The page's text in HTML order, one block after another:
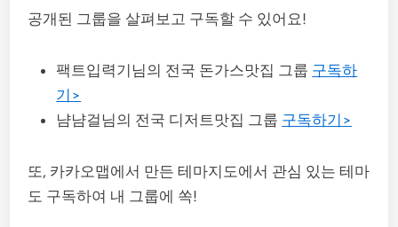
공개된 그룹을 살펴보고 구독할 수 있어요!
팩트입력기님의 전국 돈가스맛집 그룹 구독하
기>
냠냠걸님의 전국 디저트맛집 그룹 구독하기>
또, 카카오맵에서 만든 테마지도에서 관심 있는 테마
도 구독하여 내 그룹에 쏙!